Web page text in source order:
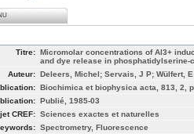
Titre: Micromolar concentrations of Al3+
and dye release in
Auteur: Deleers, Michel; Servais, J P; Wülfert, E
Biochimica et biophysica acta, 813, 2,
Publié, 1985-03
CREF: Sciences exactes et naturelles
Spectrometry, Fluorescence